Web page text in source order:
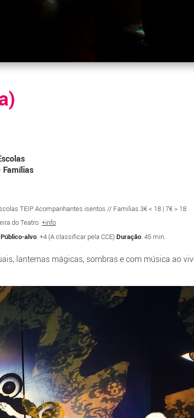
Famílias
TEIP Acompanhantes isentos // Famílias 3€ < 18 | 7€ > 18
do Teatro +info
Público-alvo: +4 (A classificar pela CCE)Duração: 45 min.
lanternas mágicas, sombras e com música ao